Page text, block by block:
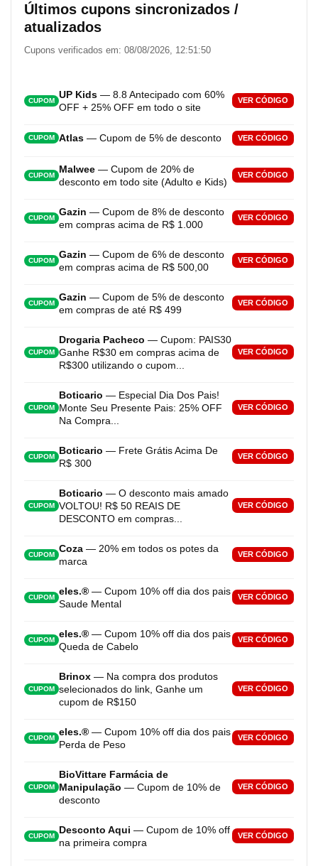
Últimos cupons sincronizados /
atualizados
Cupons verificados em: 08/08/2026, 12:51:50
CUPOM
UP Kids — 8.8 Antecipado com 60%
OFF + 25% OFF em todo o site
VER CÓDIGO
CUPOM Atlas — Cupom de 5% de desconto VER CÓDIGO
CUPOM
Malwee — Cupom de 20% de
desconto em todo site (Adulto e Kids)
VER CÓDIGO
CUPOM
Gazin — Cupom de 8% de desconto
em compras acima de R$ 1.000
VER CÓDIGO
CUPOM
Gazin — Cupom de 6% de desconto
em compras acima de R$ 500,00
VER CÓDIGO
CUPOM
Gazin — Cupom de 5% de desconto
em compras de até R$ 499
VER CÓDIGO
CUPOM
Drogaria Pacheco — Cupom: PAIS30
Ganhe R$30 em compras acima de
R$300 utilizando o cupom...
VER CÓDIGO
CUPOM
Boticario — Especial Dia Dos Pais!
Monte Seu Presente Pais: 25% OFF
Na Compra...
VER CÓDIGO
CUPOM
Boticario — Frete Grátis Acima De
R$ 300
VER CÓDIGO
CUPOM
Boticario — O desconto mais amado
VOLTOU! R$ 50 REAIS DE
DESCONTO em compras...
VER CÓDIGO
CUPOM
Coza — 20% em todos os potes da
marca
VER CÓDIGO
CUPOM
eles.® — Cupom 10% off dia dos pais
Saude Mental
VER CÓDIGO
CUPOM
eles.® — Cupom 10% off dia dos pais
Queda de Cabelo
VER CÓDIGO
CUPOM
Brinox — Na compra dos produtos
selecionados do link, Ganhe um
cupom de R$150
VER CÓDIGO
CUPOM
eles.® — Cupom 10% off dia dos pais
Perda de Peso
VER CÓDIGO
CUPOM
BioVittare Farmácia de
Manipulação — Cupom de 10% de
desconto
VER CÓDIGO
CUPOM
Desconto Aqui — Cupom de 10% off
na primeira compra
VER CÓDIGO